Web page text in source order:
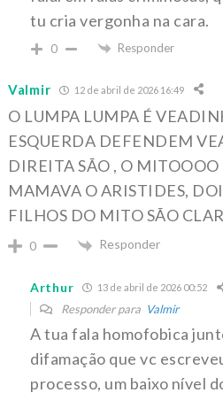
tu cria vergonha na cara.
0 Responder
Valmir 12 de abril de 2026 16:49
O LUMPA LUMPA É
ESQUERDA DEFENDEM
DIREITA SÃO , O MITOOOO
MAMAVA O ARISTIDES,
FILHOS DO MITO SÃO
0 Responder
Arthur 13 de abril de 2026 00:52
Responder para Valmir
A tua fala homofobica
difamação que vc
processo, um baixo nível